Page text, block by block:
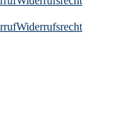
Widerrufsrecht